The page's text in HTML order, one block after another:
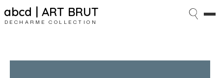
abcd | ART BRUT
DECHARME COLLECTION